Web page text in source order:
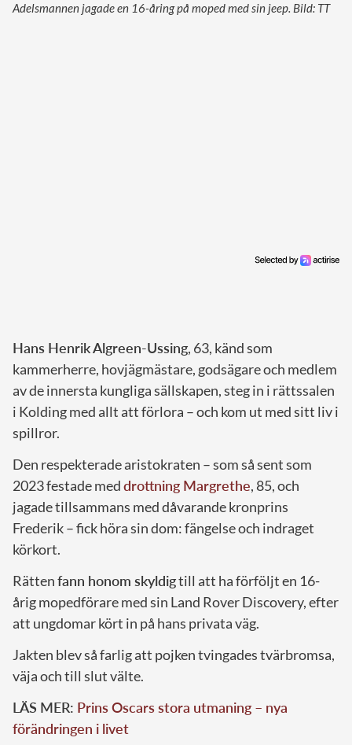
Adelsmannen jagade en 16-åring på moped med sin jeep. Bild: TT
Hans Henrik Algreen-Ussing, 63, känd som
kammerherre, hovjägmästare, godsägare och medlem
av de innersta kungliga sällskapen, steg in i rättssalen
i Kolding med allt att förlora – och kom ut med sitt liv i
spillror.
Den respekterade aristokraten – som så sent som
2023 festade meddrottning Margrethe, 85, och
jagade tillsammans med dåvarande kronprins
Frederik – fick höra sin dom: fängelse och indraget
körkort.
Rättenfann honom skyldigtill att ha förföljt en 16-
årig mopedförare med sin Land Rover Discovery, efter
att ungdomar kört in på hans privata väg.
Jakten blev så farlig att pojken tvingades tvärbromsa,
väja och till slut välte.
LÄS MER: Prins Oscars stora utmaning – nya
förändringen i livet